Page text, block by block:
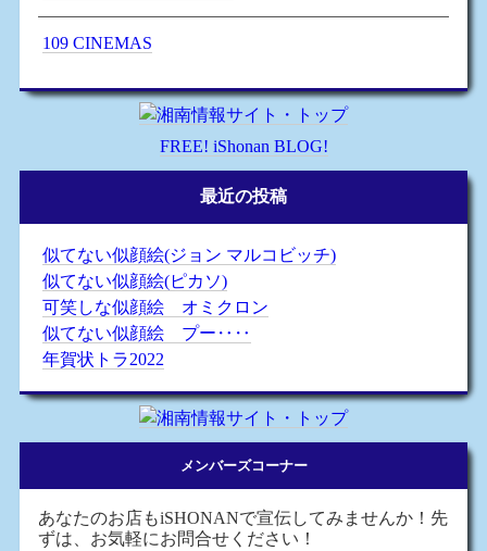
109 CINEMAS
FREE! iShonan BLOG!
最近の投稿
似てない似顔絵(ジョン マルコビッチ)
似てない似顔絵(ピカソ)
可笑しな似顔絵 オミクロン
似てない似顔絵 プー‥‥
年賀状トラ2022
メンバーズコーナー
あなたのお店もiSHONANで宣伝してみませんか！先
ずは、お気軽にお問合せください！